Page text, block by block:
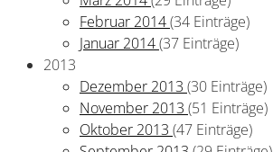
Februar 2014(34 Einträge)
Januar 2014(37 Einträge)
2013
Dezember 2013 (30 Einträge)
November 2013 (51 Einträge)
Oktober 2013 (47 Einträge)